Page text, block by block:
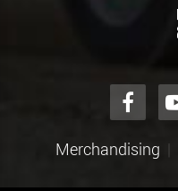
Merchandising